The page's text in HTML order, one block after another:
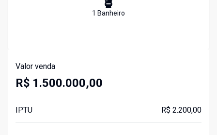
1 Banheiro
Valor venda
R$ 1.500.000,00
IPTU R$ 2.200,00